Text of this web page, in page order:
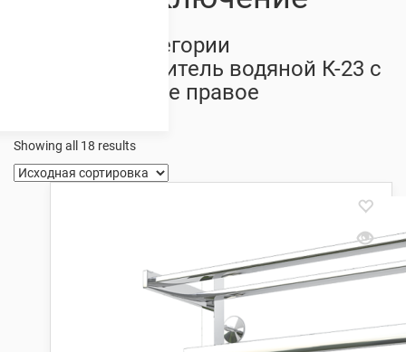
Товары из категории
Полотенцесушитель водяной К-23 с
полкой боковое правое
Showing all 18 results